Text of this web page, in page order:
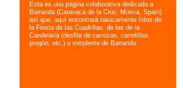
Esta es una página colaborativa dedicada a
Barranda (Caravaca de la Cruz, Murcia, Spain)
así que, aquí encontrará básicamente fotos de
la Fiesta de las Cuadrillas, de las de la
Candelaria (desfile de carrozas, carretillas,
pregón, etc.) o simplente de Barranda.